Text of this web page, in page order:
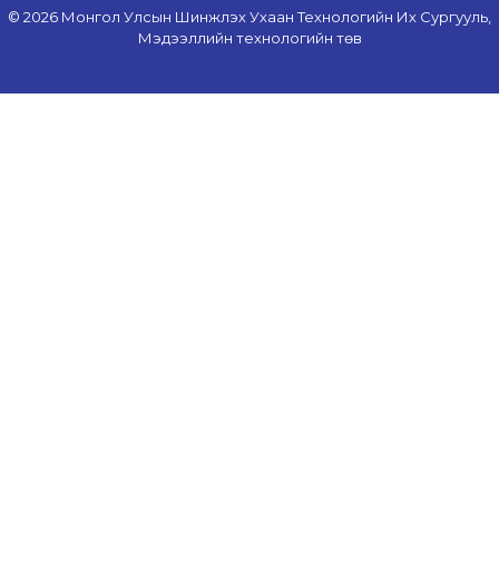
© 2026 Монгол Улсын Шинжлэх Ухаан Технологийн Их Сургууль,
Мэдээллийн технологийн төв